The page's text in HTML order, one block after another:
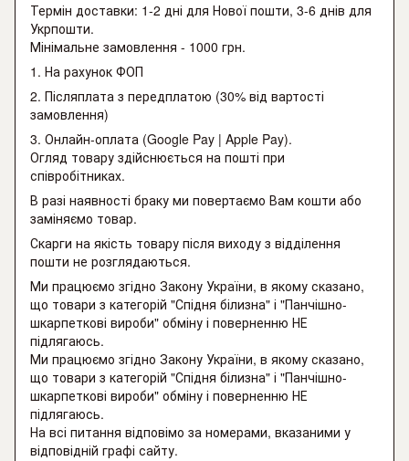
Термін доставки: 1-2 дні для Нової пошти, 3-6 днів для
Укрпошти.
Мінімальне замовлення - 1000 грн.
1. На рахунок ФОП
2. Післяплата з передплатою (30% від вартості
замовлення)
3. Онлайн-оплата (Google Pay | Apple Pay).
Огляд товару здійснюється на пошті при
співробітниках.
В разі наявності браку ми повертаємо Вам кошти або
заміняємо товар.
Скарги на якість товару після виходу з відділення
пошти не розглядаються.
Ми працюємо згідно Закону України, в якому сказано,
що товари з категорій "Спідня білизна" і "Панчішно-
шкарпеткові вироби" обміну і поверненню НЕ
підлягаюсь.
Ми працюємо згідно Закону України, в якому сказано,
що товари з категорій "Спідня білизна" і "Панчішно-
шкарпеткові вироби" обміну і поверненню НЕ
підлягаюсь.
На всі питання відповімо за номерами, вказаними у
відповідній графі сайту.